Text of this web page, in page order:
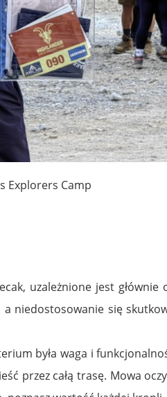
Explorers Camp
uzależnione jest głównie
niedostosowanie się
była waga i
przez całą trasę. Mowa